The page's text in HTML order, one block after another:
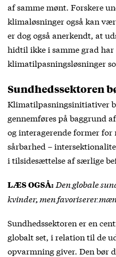
af samme mønt. Forskere
klimaløsninger også kan
er dog også anerkendt, at
hidtil ikke i samme grad har
klimatilpasningsløsninger
Sundhedssektoren
Klimatilpasningsinitiativer
gennemføres på baggrund
og interagerende former
sårbarhed –
i tilsidesættelse af særlige
LÆS OGSÅ: Den globale
kvinder, men favoriserer
Sundhedssektoren er en
globalt set, i relation til de
opvarmning giver. Den bør